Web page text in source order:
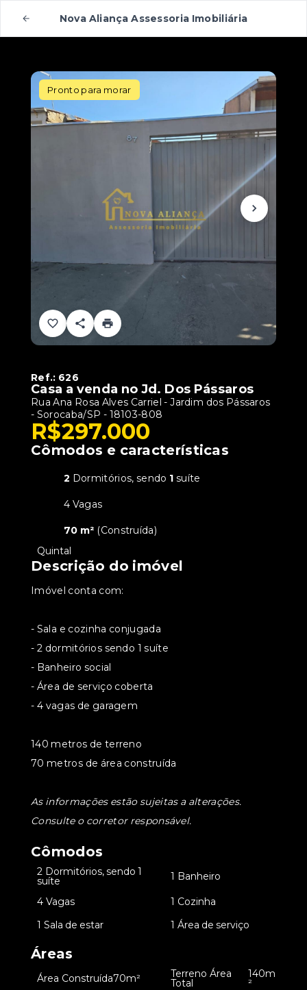
Nova Aliança Assessoria Imobiliária
Pronto para morar
Ref.: 626
Casa a venda no Jd. Dos Pássaros
Rua Ana Rosa Alves Carriel - Jardim dos Pássaros
- Sorocaba/SP - 18103-808
R$297.000
Cômodos e características
2 Dormitórios, sendo 1 suíte
4 Vagas
70 m² (Construída)
Quintal
Descrição do imóvel
Imóvel conta com:
- Sala e cozinha conjugada
- 2 dormitórios sendo 1 suíte
- Banheiro social
- Área de serviço coberta
- 4 vagas de garagem
140 metros de terreno
70 metros de área construída
As informações estão sujeitas a alterações.
Consulte o corretor responsável.
Cômodos
2 Dormitórios, sendo 1
suíte 1 Banheiro
4 Vagas
1 Cozinha
1 Sala de estar 1 Área de serviço
Áreas
Área Construída70m² Terreno Área
Total
140m
²